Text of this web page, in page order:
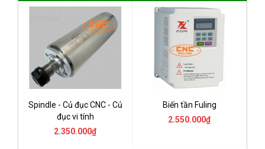
Spindle - Củ đục CNC - Củ
đục vi tính
2.350.000₫
Biến tần Fuling
2.550.000₫